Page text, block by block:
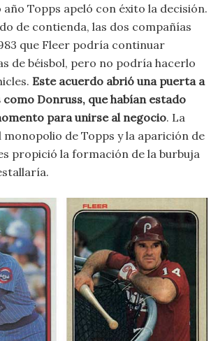
Topps apeló con éxito la decisión.
de contienda, las dos compañías
que Fleer podría continuar
de béisbol, pero no podría hacerlo
Este acuerdo abrió una puerta a
Donruss, que habían estado
para unirse al negocio. La
monopolio de Topps y la aparición de
propició la formación de la burbuja